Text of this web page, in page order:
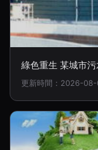
綠色重生 某城市
更新時間：2026-